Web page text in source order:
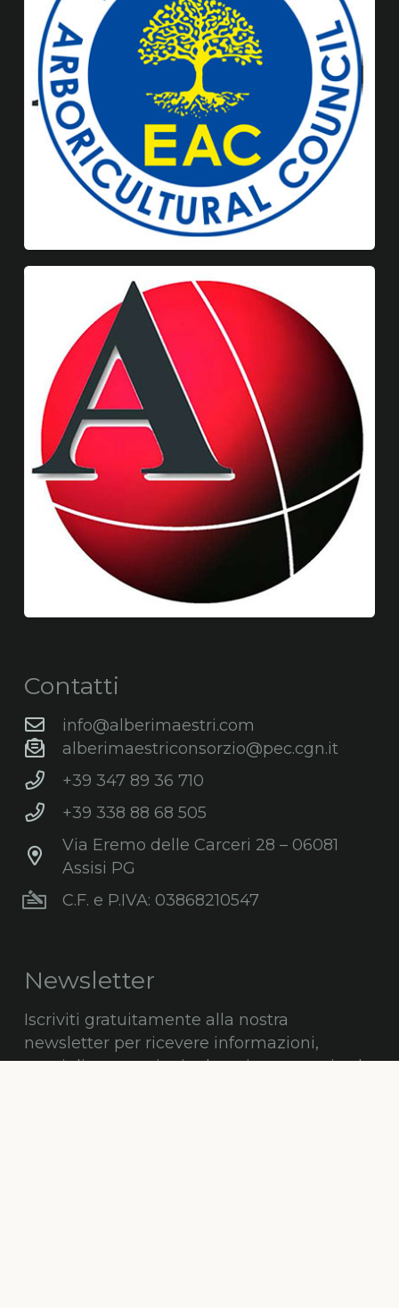
Contatti
info@alberimaestri.com
alberimaestriconsorzio@pec.cgn.it
+39 347 89 36 710
+39 338 88 68 505
Via Eremo delle Carceri 28 – 06081
Assisi PG
C.F. e P.IVA: 03868210547
Newsletter
Iscriviti gratuitamente alla nostra
newsletter per ricevere informazioni,
consigli, promozioni ed aggiornamenti sul